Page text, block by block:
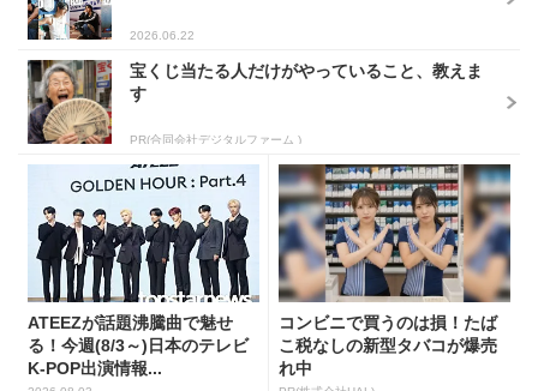
2026.06.22
宝くじ当たる人だけがやっていること、教えま
す
PR(合同会社デジタルファーム )
ATEEZが話題沸騰曲で魅せ
る！今週(8/3～)日本のテレビ
K-POP出演情報...
コンビニで買うのは損！たば
こ税なしの新型タバコが爆売
れ中